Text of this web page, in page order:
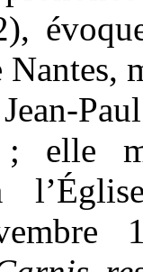
Nantes,
elle
à